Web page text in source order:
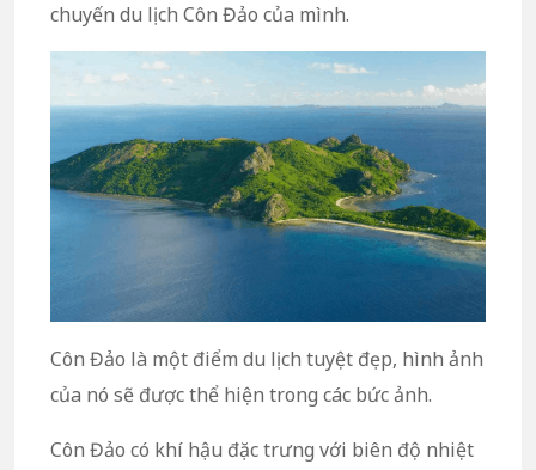
chuyến du lịch Côn Đảo của mình.
Côn Đảo là một điểm du lịch tuyệt đẹp, hình ảnh
của nó sẽ được thể hiện trong các bức ảnh.
Côn Đảo có khí hậu đặc trưng với biên độ nhiệt